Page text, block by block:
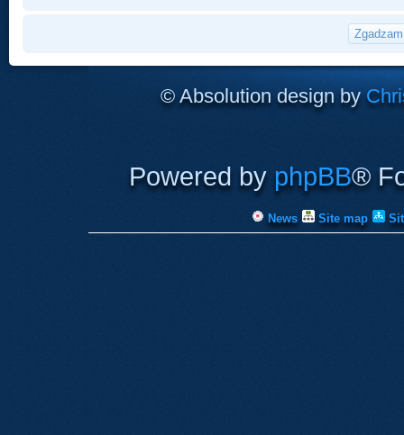
© Absolution design by
Powered by phpBB®
News Site map